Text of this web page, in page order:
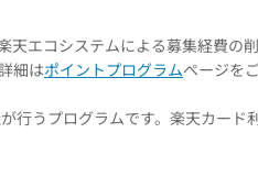
天エコシステムによる募集経費の
細はポイントプログラムページを
行うプログラムです。楽天カー